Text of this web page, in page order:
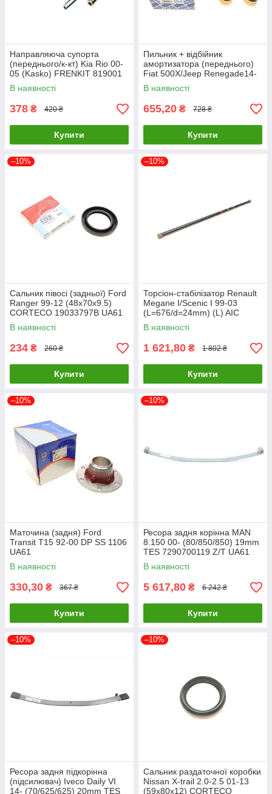
Направляюча супорта
(переднього/к-кт) Kia Rio 00-
05 (Kasko) FRENKIT 819001
UA61
В наявності
378 ₴ 420 ₴
Купити
Пильник + відбійник
амортизатора (переднього)
Fiat 500X/Jeep Renegade14-
(к-кт 2шт) GSP 5407950PK
UA61
В наявності
655,20 ₴ 728 ₴
Купити
–10%
Сальник півосі (задньої) Ford
Ranger 99-12 (48x70x9.5)
CORTECO 19033797B UA61
В наявності
234 ₴ 260 ₴
Купити
–10%
Торсіон-стабілізатор Renault
Megane I/Scenic I 99-03
(L=676/d=24mm) (L) AIC
56750 UA61
В наявності
1 621,80 ₴ 1 802 ₴
Купити
–10%
Маточина (задня) Ford
Transit T15 92-00 DP SS 1106
UA61
В наявності
330,30 ₴ 367 ₴
Купити
–10%
Ресора задня корінна MAN
8.150 00- (80/850/850) 19mm
TES 7290700119 Z/T UA61
В наявності
5 617,80 ₴ 6 242 ₴
Купити
–10%
Ресора задня підкорінна
(підсилювач) Iveco Daily VI
14- (70/625/625) 20mm TES
–10%
Сальник раздаточної коробки
Nissan X-trail 2.0-2.5 01-13
(59x80x12) CORTECO